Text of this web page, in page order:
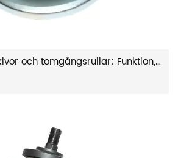
Gräsklipparremskivor och tomgångsrullar: Funktion, fel och tips för byte av remskivor